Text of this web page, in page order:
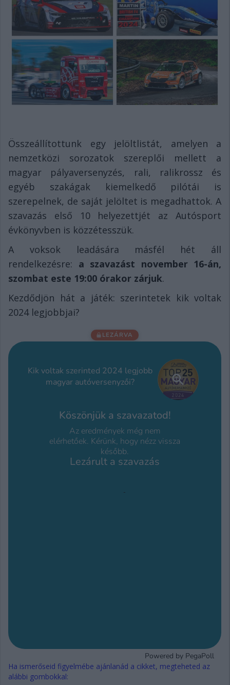
Összeállítottunk egy jelöltlistát, amelyen a
nemzetközi sorozatok szereplői mellett a
magyar pályaversenyzés, rali, ralikrossz és
egyéb szakágak kiemelkedő pilótái is
szerepelnek, de saját jelöltet is megadhattok. A
szavazás első 10 helyezettjét az Autósport
évkönyvben is közzétesszük.
A voksok leadására másfél hét áll
rendelkezésre: a szavazást november 16-án,
szombat este 19:00 órakor zárjuk.
Kezdődjön hát a játék: szerintetek kik voltak
2024 legjobbjai?
Ha ismerőseid figyelmébe ajánlanád a cikket, megteheted az
alábbi gombokkal: